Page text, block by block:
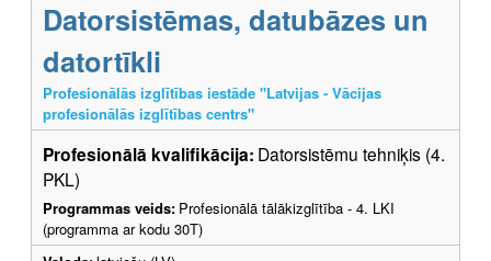
Datorsistēmas, datubāzes un
datortīkli
Profesionālās izglītības iestāde "Latvijas - Vācijas
profesionālās izglītības centrs"
Profesionālā kvalifikācija: Datorsistēmu tehniķis (4.
PKL)
Programmas veids: Profesionālā tālākizglītība - 4. LKI
(programma ar kodu 30T)